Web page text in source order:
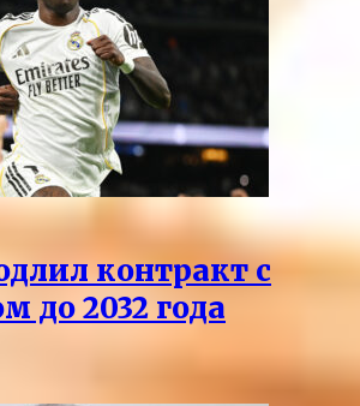
контракт с
до 2032 года